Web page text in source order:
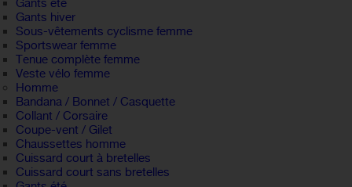
Gants été
Gants hiver
Sous-vêtements cyclisme femme
Sportswear femme
Tenue complète femme
Veste vélo femme
Homme
Bandana / Bonnet / Casquette
Collant / Corsaire
Coupe-vent / Gilet
Chaussettes homme
Cuissard court à bretelles
Cuissard court sans bretelles